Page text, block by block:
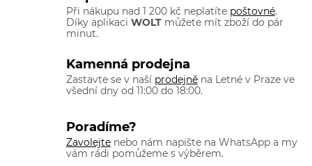
Při nákupu nad 1 200 kč neplatíte poštovné.
Díky aplikaci WOLT můžete mít zboží do pár
minut.
Kamenná prodejna
Zastavte se v naší prodejně na Letné v Praze ve
všední dny od 11:00 do 18:00.
Poradíme?
Zavolejte nebo nám napište na WhatsApp a my
vám rádi pomůžeme s výběrem.